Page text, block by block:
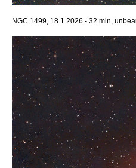
NGC 1499, 18.1.2026 - 32 min,